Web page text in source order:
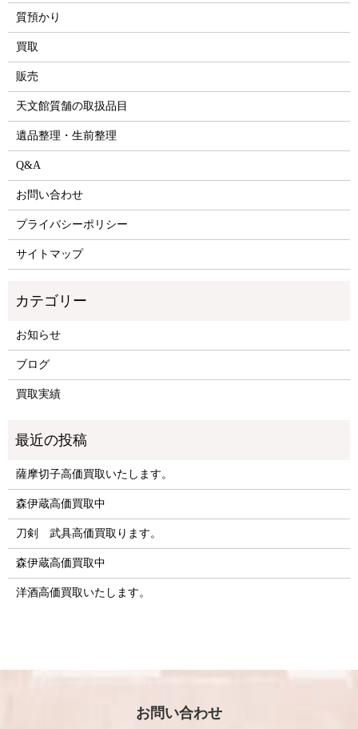
質預かり
買取
販売
天文館質舗の取扱品目
遺品整理・生前整理
Q&A
お問い合わせ
プライバシーポリシー
サイトマップ
お知らせ
ブログ
買取実績
薩摩切子高価買取いたします。
森伊蔵高価買取中
刀剣 武具高価買取ります。
森伊蔵高価買取中
洋酒高価買取いたします。
お問い合わせ